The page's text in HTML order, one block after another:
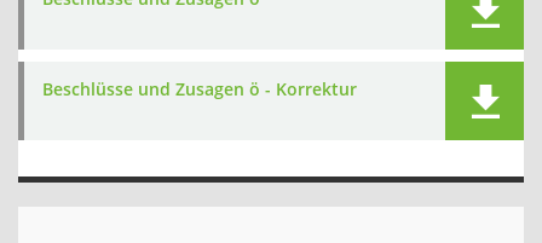
Beschlüsse und Zusagen ö - Korrektur